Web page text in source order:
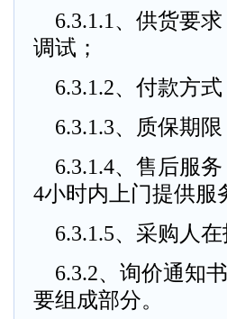
6.3.1.1、供货要
调试；
6.3.1.2、付款方
6.3.1.3、质保期限
6.3.1.4、售后服
4小时内上门提供服
6.3.1.5、采购人
6.3.2、询价通知
要组成部分。